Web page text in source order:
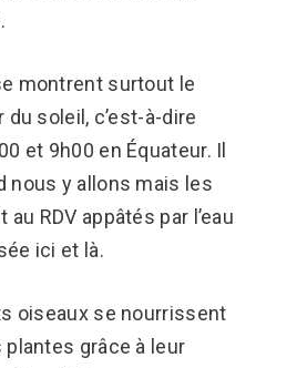
montrent surtout le
du soleil, c’est-à-dire
et 9h00 en Équateur. Il
nous y allons mais les
RDV appâtés par l’eau
ici et là.
oiseaux se nourrissent
grâce à leur